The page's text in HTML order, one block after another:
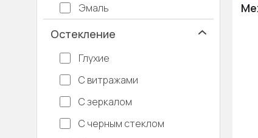
Эмаль
Остекление
Глухие
С витражами
С зеркалом
С черным стеклом